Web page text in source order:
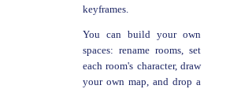
keyframes.
You can build your own
spaces: rename rooms, set
each room's character, draw
your own map, and drop a